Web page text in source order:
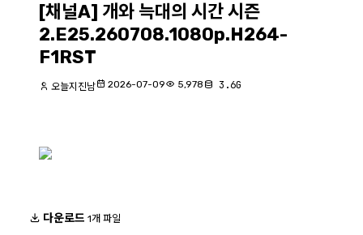
[채널A] 개와 늑대의 시간 시즌
2.E25.260708.1080p.H264-
F1RST
오늘지진남 2026-07-09 5,978 3.6G
다운로드 1개 파일